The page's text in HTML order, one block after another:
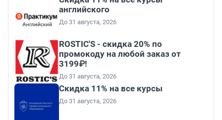
английского
До 31 августа, 2026
ROSTIC'S - скидка 20% по
промокоду на любой заказ от
3199₽!
До 31 августа, 2026
Скидка 11% на все курсы
До 31 августа, 2026